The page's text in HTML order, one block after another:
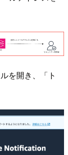
を開き、「ト